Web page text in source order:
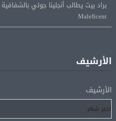
لإتمام انتقاله إلى طرابزون سبور
رسميًا..
الأرشيف
الأرشيف